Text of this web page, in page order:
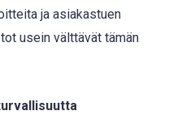
ja asiakastuen
usein välttävät tämän